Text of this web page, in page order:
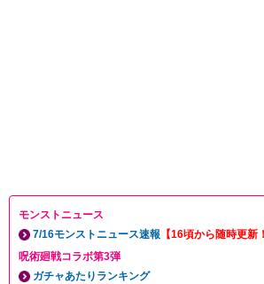
モンストニュース
7/16モンストニュース速報 【16頃から随時更新
呪術廻戦コラボ第3弾
ガチャあたりランキング